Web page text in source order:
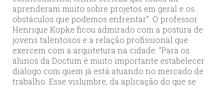
aprenderam muito sobre projetos em geral e os
obstáculos que podemos enfrentar”. O professor
Henrique Kopke ficou admirado com a postura de
jovens talentosos e a relação profissional que
exercem com a arquitetura na cidade. “Para os
alunos da Doctum é muito importante estabelecer
diálogo com quem já está atuando no mercado de
trabalho. Esse vislumbre, da aplicação do que se